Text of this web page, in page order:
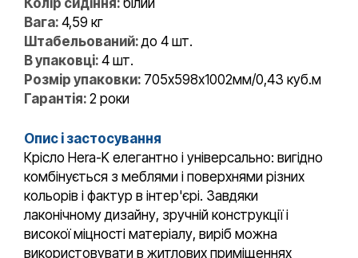
Колір сидіння: білий
Вага: 4,59 кг
Штабельований:до 4 шт.
В упаковці: 4 шт.
Розмір упаковки: 705х598х1002мм/0,43 куб.м
Гарантія: 2 роки
Опис і застосування
Крісло Hera-K елегантно і універсально: вигідно
комбінується з меблями і поверхнями різних
кольорів і фактур в інтер'єрі. Завдяки
лаконічному дизайну, зручній конструкції і
високої міцності матеріалу, виріб можна
використовувати в житлових приміщеннях